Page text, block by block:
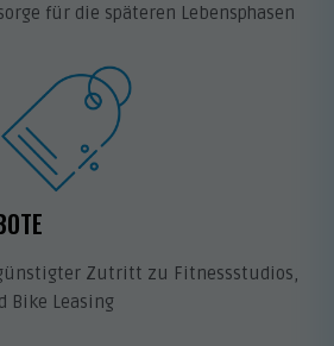
für die späteren Lebensphasen
Zutritt zu Fitnessstudios,
Bike Leasing